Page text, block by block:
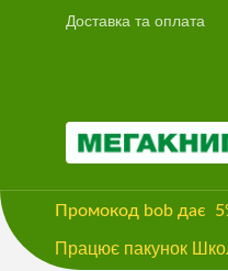
Доставка та оплата
Промокод bob дає
Працює пакунок